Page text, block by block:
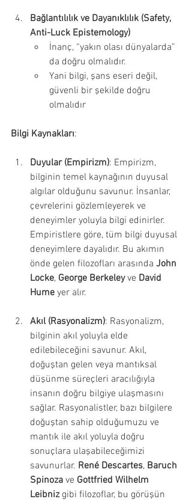
Bağlantılılık ve Dayanıklılık (Safety,
Anti-Luck Epistemology)
İnanç, “yakın olası dünyalarda”
da doğru olmalıdır.
Yani bilgi, şans eseri değil,
güvenli bir şekilde doğru
olmalıdır
Bilgi Kaynakları:
Duyular (Empirizm): Empirizm,
bilginin temel kaynağının duyusal
algılar olduğunu savunur. İnsanlar,
çevrelerini gözlemleyerek ve
deneyimler yoluyla bilgi edinirler.
Empiristlere göre, tüm bilgi duyusal
deneyimlere dayalıdır. Bu akımın
önde gelen filozofları arasında John
Locke, George Berkeley ve David
Hume yer alır.
Akıl (Rasyonalizm): Rasyonalizm,
bilginin akıl yoluyla elde
edilebileceğini savunur. Akıl,
doğuştan gelen veya mantıksal
düşünme süreçleri aracılığıyla
insanın doğru bilgiye ulaşmasını
sağlar. Rasyonalistler, bazı bilgilere
doğuştan sahip olduğumuzu ve
mantık ile akıl yoluyla doğru
sonuçlara ulaşabileceğimizi
savunurlar. René Descartes, Baruch
Spinoza ve Gottfried Wilhelm
Leibniz gibi filozoflar, bu görüşün